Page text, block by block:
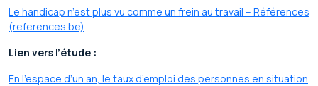
Le handicap n’est plus vu comme un frein au travail – Références
(references.be)
Lien vers l’étude :
En l’espace d’un an, le taux d’emploi des personnes en situation